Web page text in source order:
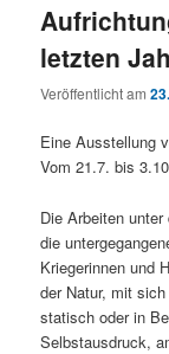
letzten
Veröffentlicht am
Eine Ausstellung
Vom 21.7. bis
Die Arbeiten unter
die
Kriegerinnen und
der Natur, mit
statisch oder in
Selbstausdruck,